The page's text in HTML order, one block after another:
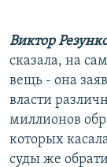
Виктор
сказала, на
вещь - она
власти
миллионов
которых
суды же